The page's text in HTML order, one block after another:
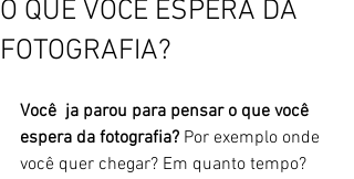
O QUE VOCÊ ESPERA DA
FOTOGRAFIA?
Você  ja parou para pensar o que você
espera da fotografia? Por exemplo onde
você quer chegar? Em quanto tempo?